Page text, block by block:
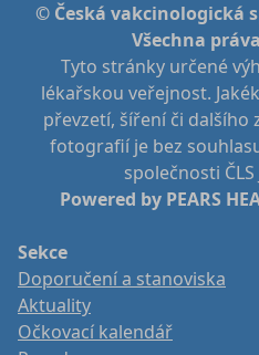
© Česká vakcinologická
Všechna
Tyto stránky určené
lékařskou veřejnost.
převzetí, šíření či dalšího
fotografií je bez
společnosti ČLS
Powered by PEARS
Sekce
Doporučení a stanoviska
Aktuality
Očkovací kalendář